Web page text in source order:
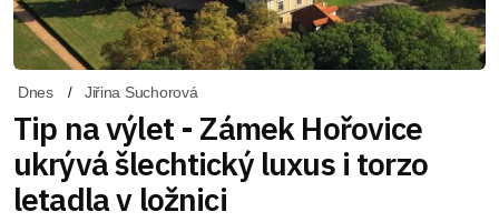
Dnes Jiřina Suchorová
Tip na výlet - Zámek Hořovice
ukrývá šlechtický luxus i torzo
letadla v ložnici